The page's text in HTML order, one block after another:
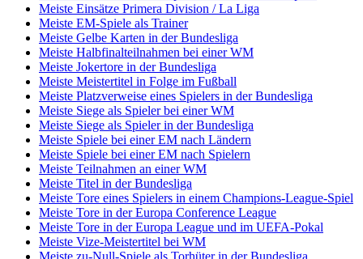
Meiste Einsätze Primera Division / La Liga
Meiste EM-Spiele als Trainer
Meiste Gelbe Karten in der Bundesliga
Meiste Halbfinalteilnahmen bei einer WM
Meiste Jokertore in der Bundesliga
Meiste Meistertitel in Folge im Fußball
Meiste Platzverweise eines Spielers in der Bundesliga
Meiste Siege als Spieler bei einer WM
Meiste Siege als Spieler in der Bundesliga
Meiste Spiele bei einer EM nach Ländern
Meiste Spiele bei einer EM nach Spielern
Meiste Teilnahmen an einer WM
Meiste Titel in der Bundesliga
Meiste Tore eines Spielers in einem Champions-League-Spiel
Meiste Tore in der Europa Conference League
Meiste Tore in der Europa League und im UEFA-Pokal
Meiste Vize-Meistertitel bei WM
Meiste zu-Null-Spiele als Torhüter in der Bundesliga